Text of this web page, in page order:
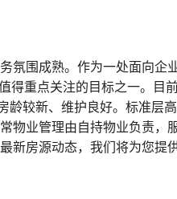
氛围成熟。作为一处面向企
得重点关注的目标之一。目
龄较新、维护良好。标准层
物业管理由自持物业负责，
新房源动态，我们将为您提